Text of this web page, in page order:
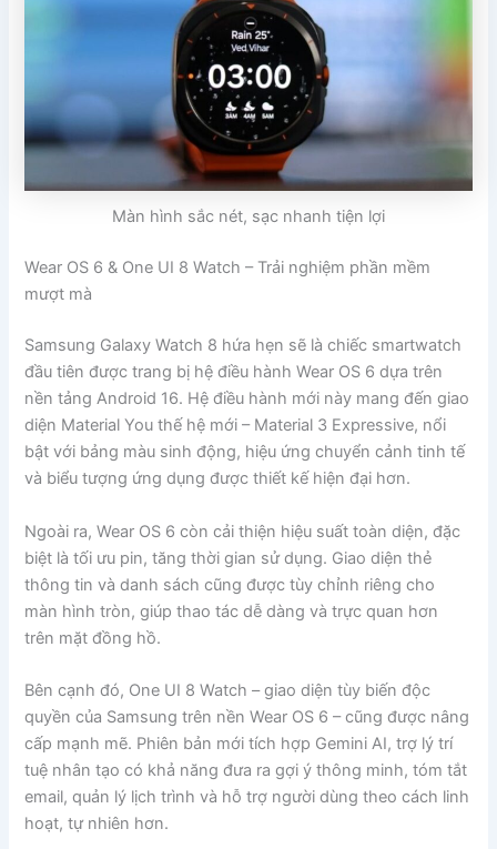
Màn hình sắc nét, sạc nhanh tiện lợi
Wear OS 6 & One UI 8 Watch – Trải nghiệm phần mềm
mượt mà
Samsung Galaxy Watch 8 hứa hẹn sẽ là chiếc smartwatch
đầu tiên được trang bị hệ điều hành Wear OS 6 dựa trên
nền tảng Android 16. Hệ điều hành mới này mang đến giao
diện Material You thế hệ mới – Material 3 Expressive, nổi
bật với bảng màu sinh động, hiệu ứng chuyển cảnh tinh tế
và biểu tượng ứng dụng được thiết kế hiện đại hơn.
Ngoài ra, Wear OS 6 còn cải thiện hiệu suất toàn diện, đặc
biệt là tối ưu pin, tăng thời gian sử dụng. Giao diện thẻ
thông tin và danh sách cũng được tùy chỉnh riêng cho
màn hình tròn, giúp thao tác dễ dàng và trực quan hơn
trên mặt đồng hồ.
Bên cạnh đó, One UI 8 Watch – giao diện tùy biến độc
quyền của Samsung trên nền Wear OS 6 – cũng được nâng
cấp mạnh mẽ. Phiên bản mới tích hợp Gemini AI, trợ lý trí
tuệ nhân tạo có khả năng đưa ra gợi ý thông minh, tóm tắt
email, quản lý lịch trình và hỗ trợ người dùng theo cách linh
hoạt, tự nhiên hơn.